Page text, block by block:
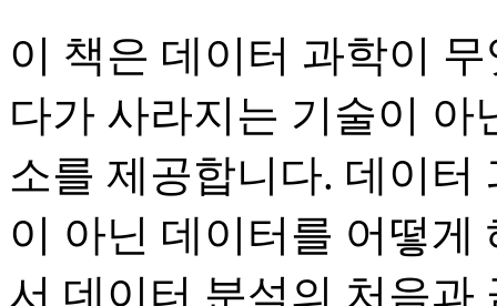
이 책은 데이터 과학이
다가 사라지는 기술이 아
소를 제공합니다. 데이터
이 아닌 데이터를 어떻게
서 데이터 분석의 처음과